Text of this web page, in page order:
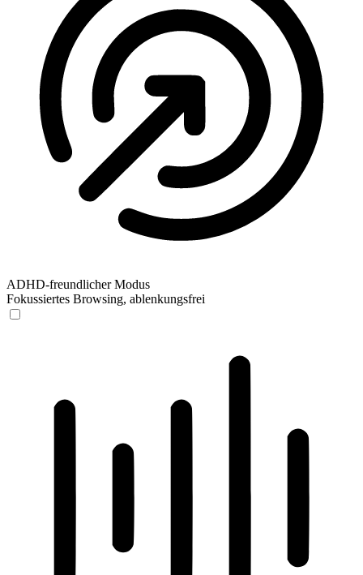
ADHD-freundlicher Modus
Fokussiertes Browsing, ablenkungsfrei